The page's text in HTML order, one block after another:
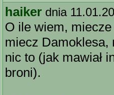
haiker dnia
O ile wiem,
miecz Damoklesa,
nic to (jak mawiał
broni).